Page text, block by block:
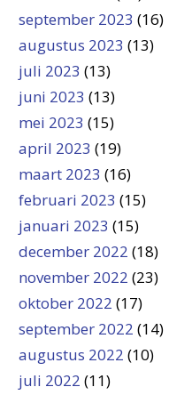
september 2023 (16)
augustus 2023 (13)
juli 2023 (13)
juni 2023 (13)
mei 2023 (15)
april 2023 (19)
maart 2023 (16)
februari 2023 (15)
januari 2023 (15)
december 2022 (18)
november 2022 (23)
oktober 2022 (17)
september 2022 (14)
augustus 2022 (10)
juli 2022 (11)